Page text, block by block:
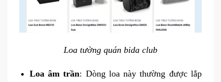
Loa tường quán bida club
Loa âm trần: Dòng loa này thường được lắp